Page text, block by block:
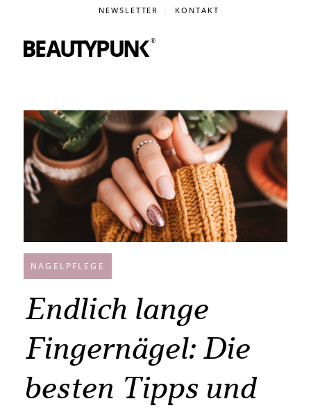
NEWSLETTER KONTAKT
NAGELPFLEGE
Endlich lange
Fingernägel: Die
besten Tipps und